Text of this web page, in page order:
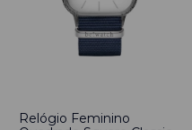
Relógio Feminino